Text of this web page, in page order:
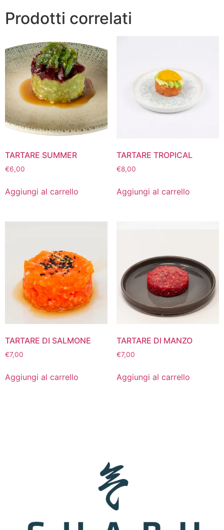
Prodotti correlati
TARTARE SUMMER
€6,00
Aggiungi al carrello
TARTARE TROPICAL
€8,00
Aggiungi al carrello
TARTARE DI SALMONE
€7,00
Aggiungi al carrello
TARTARE DI MANZO
€7,00
Aggiungi al carrello